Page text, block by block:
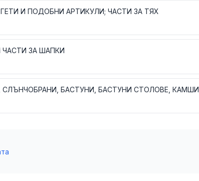
И ПОДОБНИ АРТИКУЛИ; ЧАСТИ ЗА ТЯХ
ЗА ШАПКИ